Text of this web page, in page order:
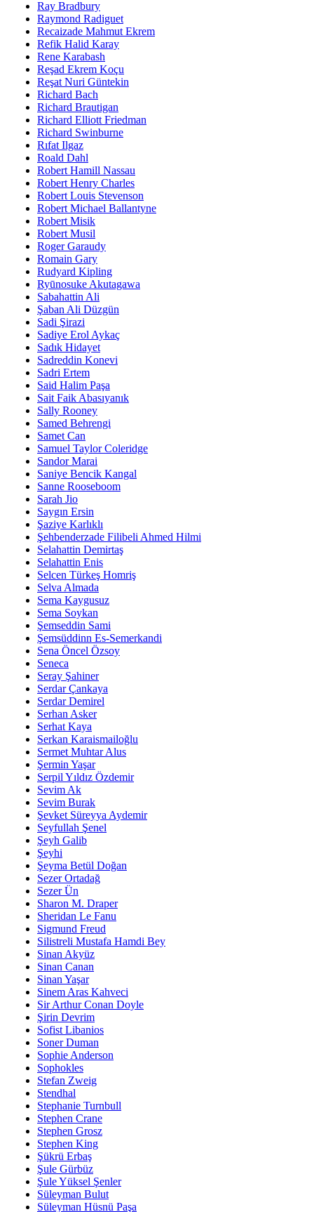
Ray Bradbury
Raymond Radiguet
Recaizade Mahmut Ekrem
Refik Halid Karay
Rene Karabash
Reşad Ekrem Koçu
Reşat Nuri Güntekin
Richard Bach
Richard Brautigan
Richard Elliott Friedman
Richard Swinburne
Rıfat Ilgaz
Roald Dahl
Robert Hamill Nassau
Robert Henry Charles
Robert Louis Stevenson
Robert Michael Ballantyne
Robert Misik
Robert Musil
Roger Garaudy
Romain Gary
Rudyard Kipling
Ryūnosuke Akutagawa
Sabahattin Ali
Şaban Ali Düzgün
Sadi Şirazi
Sadiye Erol Aykaç
Sadık Hidayet
Sadreddin Konevi
Sadri Ertem
Said Halim Paşa
Sait Faik Abasıyanık
Sally Rooney
Samed Behrengi
Samet Can
Samuel Taylor Coleridge
Sandor Marai
Saniye Bencik Kangal
Sanne Rooseboom
Sarah Jio
Saygın Ersin
Şaziye Karlıklı
Şehbenderzade Filibeli Ahmed Hilmi
Selahattin Demirtaş
Selahattin Enis
Selcen Türkeş Homriş
Selva Almada
Sema Kaygusuz
Sema Soykan
Şemseddin Sami
Şemsüddinn Es-Semerkandi
Sena Öncel Özsoy
Seneca
Seray Şahiner
Serdar Çankaya
Serdar Demirel
Serhan Asker
Serhat Kaya
Serkan Karaismailoğlu
Sermet Muhtar Alus
Şermin Yaşar
Serpil Yıldız Özdemir
Sevim Ak
Sevim Burak
Şevket Süreyya Aydemir
Seyfullah Şenel
Şeyh Galib
Şeyhi
Şeyma Betül Doğan
Sezer Ortadağ
Sezer Ün
Sharon M. Draper
Sheridan Le Fanu
Sigmund Freud
Silistreli Mustafa Hamdi Bey
Sinan Akyüz
Sinan Canan
Sinan Yaşar
Sinem Aras Kahveci
Sir Arthur Conan Doyle
Şirin Devrim
Sofist Libanios
Soner Duman
Sophie Anderson
Sophokles
Stefan Zweig
Stendhal
Stephanie Turnbull
Stephen Crane
Stephen Grosz
Stephen King
Şükrü Erbaş
Şule Gürbüz
Şule Yüksel Şenler
Süleyman Bulut
Süleyman Hüsnü Paşa